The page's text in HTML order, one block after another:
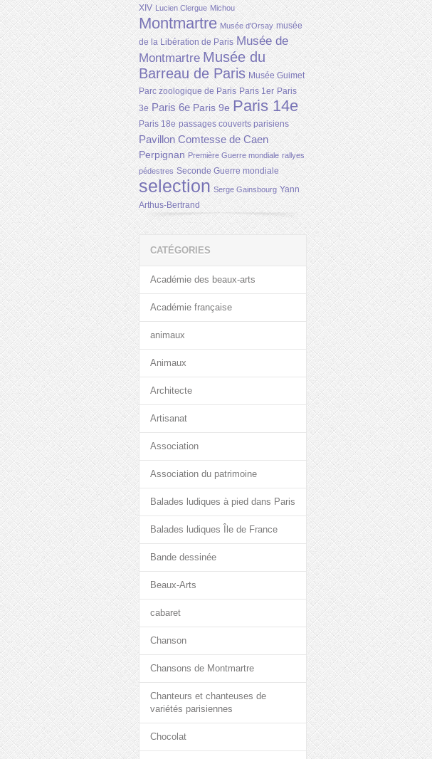
XIV Lucien Clergue Michou
Montmartre Musée d'Orsay musée
de la Libération de Paris Musée de
Montmartre Musée du
Barreau de Paris Musée Guimet
Parc zoologique de Paris Paris 1er Paris
3e Paris 6e Paris 9e Paris 14e
Paris 18e passages couverts parisiens
Pavillon Comtesse de Caen
Perpignan Première Guerre mondiale rallyes
pédestres Seconde Guerre mondiale
selection Serge Gainsbourg Yann
Arthus-Bertrand
CATÉGORIES
Académie des beaux-arts
Académie française
animaux
Animaux
Architecte
Artisanat
Association
Association du patrimoine
Balades ludiques à pied dans Paris
Balades ludiques Île de France
Bande dessinée
Beaux-Arts
cabaret
Chanson
Chansons de Montmartre
Chanteurs et chanteuses de
variétés parisiennes
Chocolat